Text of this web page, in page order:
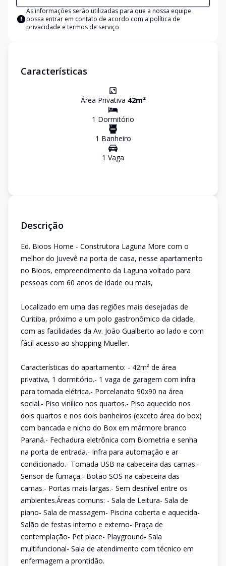
As informações serão utilizadas para que a nossa equipe
possa entrar em contato de acordo com a política de
privacidade e termos de serviço
Características
Área Privativa 42m²
1 Dormitório
1 Banheiro
1 Vaga
Descrição
Ed. Bioos Home - Construtora Laguna More com o
melhor do Juvevê na porta de casa, nesse apartamento
no Bioos, empreendimento da Laguna voltado para
pessoas com 60 anos de idade ou mais,
Localizado em uma das regiões mais desejadas de
Curitiba, próximo a um polo gastronômico da cidade,
com as facilidades da Av. João Gualberto ao lado e com
fácil acesso ao shopping Mueller.
Características do apartamento: - 42m² de área
privativa, 1 dormitório.- 1 vaga de garagem com infra
para tomada elétrica.- Porcelanato 90x90 na área
social.- Piso vinílico nos quartos.- Piso aquecido nos
dois quartos e nos dois banheiros (exceto área do box)
com bancada e nicho do Box em mármore branco
Paraná.- Fechadura eletrônica com Biometria e senha
na porta de entrada.- Infra para automação e ar
condicionado.- Tomada USB na cabeceira das camas.-
Sensor de fumaça.- Botão SOS na cabeceira das
camas.- Portas mais largas.- Sem desnível entre os
ambientes.Áreas comuns: - Sala de Leitura- Sala de
piano- Sala de massagem- Piscina coberta e aquecida-
Salão de festas interno e externo- Praça de
contemplação- Pet place- Playground- Sala
multifuncional- Sala de atendimento com técnico em
enfermagem a prontidão.